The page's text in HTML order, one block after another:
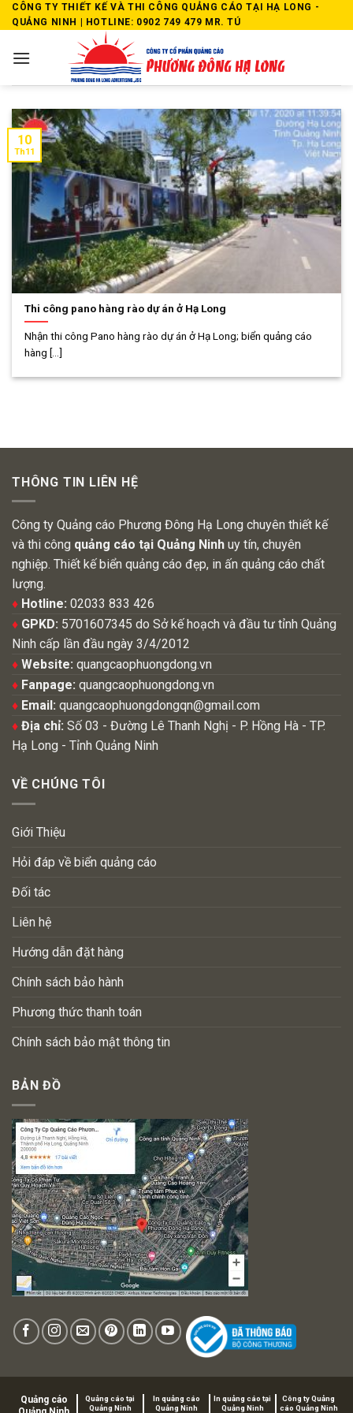
Skip
to
CÔNG TY THIẾT KẾ VÀ THI CÔNG QUẢNG CÁO TẠI HẠ LONG -
QUẢNG NINH | HOTLINE: 0902 749 479 MR. TÚ
Thi công pano hàng rào dự án ở Hạ Long
Nhận thi công Pano hàng rào dự án ở Hạ Long; biển quảng cáo
hàng [...]
10
Th11
THÔNG TIN LIÊN HỆ
Công ty Quảng cáo Phương Đông Hạ Long chuyên thiết kế
và thi công quảng cáo tại Quảng Ninh uy tín, chuyên
nghiệp. Thiết kế biển quảng cáo đẹp, in ấn quảng cáo chất
lượng.
♦ Hotline: 02033 833 426
♦ GPKD: 5701607345 do Sở kế hoạch và đầu tư tỉnh Quảng
Ninh cấp lần đầu ngày 3/4/2012
♦ Website: quangcaophuongdong.vn
♦ Fanpage: quangcaophuongdong.vn
♦ Email: quangcaophuongdongqn@gmail.com
♦ Địa chỉ: Số 03 - Đường Lê Thanh Nghị - P. Hồng Hà - TP.
Hạ Long - Tỉnh Quảng Ninh
VỀ CHÚNG TÔI
Giới Thiệu
Hỏi đáp về biển quảng cáo
Đối tác
Liên hệ
Hướng dẫn đặt hàng
Chính sách bảo hành
Phương thức thanh toán
Chính sách bảo mật thông tin
BẢN ĐỒ
Quảng cáo
Quảng cáo tại
Quảng Ninh
In quảng cáo
Quảng Ninh
In quảng cáo tại
Quảng Ninh
Công ty Quảng
cáo Quảng Ninh